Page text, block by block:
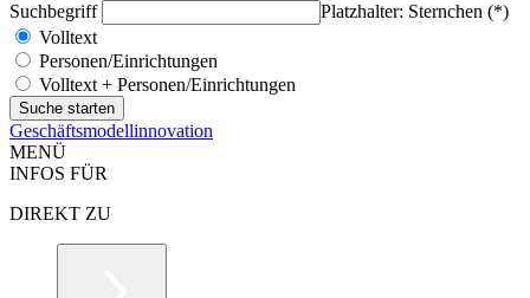
Suchbegriff
Platzhalter: Sternchen (*)
Volltext
Personen/Einrichtungen
Volltext + Personen/Einrichtungen
Geschäftsmodellinnovation
MENÜ
INFOS FÜR
DIREKT ZU